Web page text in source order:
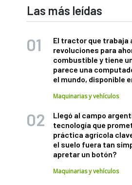
Las más leídas
El tractor que trabaja
revoluciones para
combustible y tiene
parece una
el mundo, disponible
Maquinarias y vehículos
Llegó al campo
tecnología que
práctica agrícola
el suelo fuera tan
apretar un botón?
Maquinarias y vehículos